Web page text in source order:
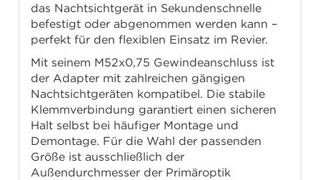
das Nachtsichtgerät in Sekundenschnelle
befestigt oder abgenommen werden kann –
perfekt für den flexiblen Einsatz im Revier.
Mit seinem M52x0,75 Gewindeanschluss ist
der Adapter mit zahlreichen gängigen
Nachtsichtgeräten kompatibel. Die stabile
Klemmverbindung garantiert einen sicheren
Halt selbst bei häufiger Montage und
Demontage. Für die Wahl der passenden
Größe ist ausschließlich der
Außendurchmesser der Primäroptik